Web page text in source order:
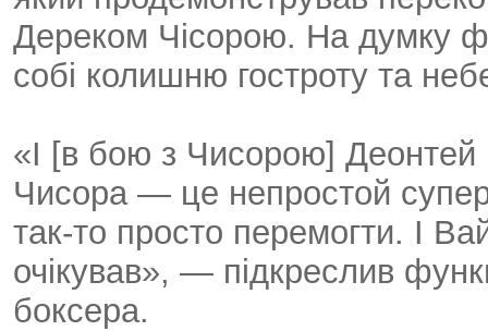
Дереком Чісорою. На думку
собі колишню гостроту та
«І [в бою з Чисорою]
Чисора — це непростой
так-то просто перемогти. І
очікував», — підкреслив
боксера.